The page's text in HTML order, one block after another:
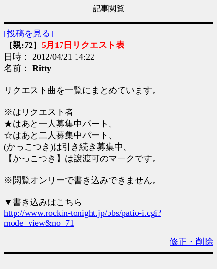
記事閲覧
[投稿を見る]
［親:72］ 5月17日リクエスト表
日時： 2012/04/21 14:22
名前： Ritty
リクエスト曲を一覧にまとめています。
※はリクエスト者
★はあと一人募集中パート、
☆はあと二人募集中パート、
(かっこつき)は引き続き募集中、
【かっこつき】は譲渡可のマークです。
※閲覧オンリーで書き込みできません。
▼書き込みはこちら
http://www.rockin-tonight.jp/bbs/patio-i.cgi?
mode=view&no=71
修正・削除